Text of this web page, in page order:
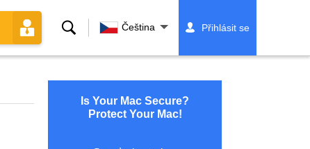
VyhledáváníČeština Přihlásit se
Is Your Mac Secure?
Protect Your Mac!